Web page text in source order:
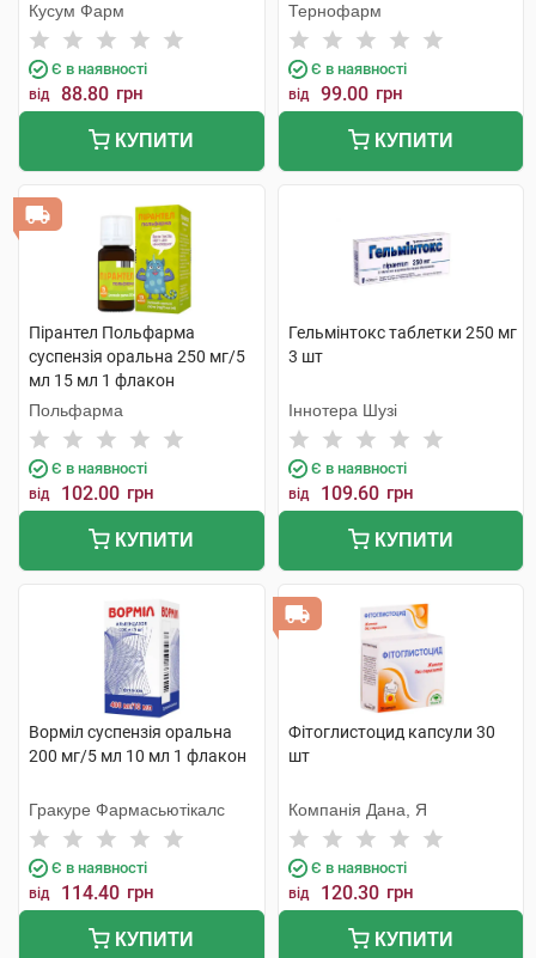
Кусум Фарм
Є в наявності
від 88.80 грн
КУПИТИ
Тернофарм
Є в наявності
від 99.00 грн
КУПИТИ
Пірантел Польфарма
суспензія оральна 250 мг/5
мл 15 мл 1 флакон
Польфарма
Є в наявності
від 102.00 грн
КУПИТИ
Гельмінтокс таблетки 250 мг
3 шт
Іннотера Шузі
Є в наявності
від 109.60 грн
КУПИТИ
Ворміл суспензія оральна
200 мг/5 мл 10 мл 1 флакон
Гракуре Фармасьютікалс
Є в наявності
від 114.40 грн
КУПИТИ
Фітоглистоцид капсули 30
шт
Компанія Дана, Я
Є в наявності
від 120.30 грн
КУПИТИ